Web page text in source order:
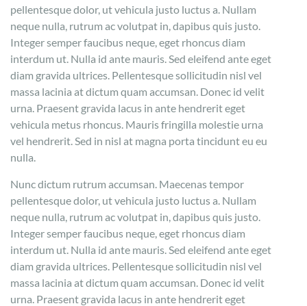
pellentesque dolor, ut vehicula justo luctus a. Nullam
neque nulla, rutrum ac volutpat in, dapibus quis justo.
Integer semper faucibus neque, eget rhoncus diam
interdum ut. Nulla id ante mauris. Sed eleifend ante eget
diam gravida ultrices. Pellentesque sollicitudin nisl vel
massa lacinia at dictum quam accumsan. Donec id velit
urna. Praesent gravida lacus in ante hendrerit eget
vehicula metus rhoncus. Mauris fringilla molestie urna
vel hendrerit. Sed in nisl at magna porta tincidunt eu eu
nulla.
Nunc dictum rutrum accumsan. Maecenas tempor
pellentesque dolor, ut vehicula justo luctus a. Nullam
neque nulla, rutrum ac volutpat in, dapibus quis justo.
Integer semper faucibus neque, eget rhoncus diam
interdum ut. Nulla id ante mauris. Sed eleifend ante eget
diam gravida ultrices. Pellentesque sollicitudin nisl vel
massa lacinia at dictum quam accumsan. Donec id velit
urna. Praesent gravida lacus in ante hendrerit eget